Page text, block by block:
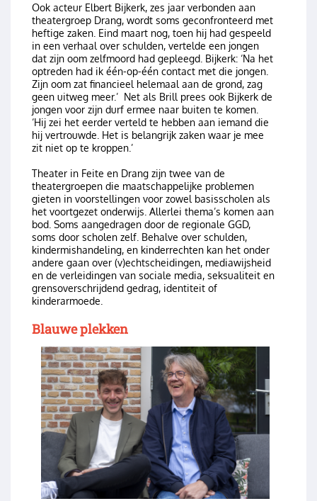
Ook acteur Elbert Bijkerk, zes jaar verbonden aan
theatergroep Drang, wordt soms geconfronteerd met
heftige zaken. Eind maart nog, toen hij had gespeeld
in een verhaal over schulden, vertelde een jongen
dat zijn oom zelfmoord had gepleegd. Bijkerk: ‘Na het
optreden had ik één-op-één contact met die jongen.
Zijn oom zat financieel helemaal aan de grond, zag
geen uitweg meer.’ Net als Brill prees ook Bijkerk de
jongen voor zijn durf ermee naar buiten te komen.
‘Hij zei het eerder verteld te hebben aan iemand die
hij vertrouwde. Het is belangrijk zaken waar je mee
zit niet op te kroppen.’
Theater in Feite en Drang zijn twee van de
theatergroepen die maatschappelijke problemen
gieten in voorstellingen voor zowel basisscholen als
het voortgezet onderwijs. Allerlei thema’s komen aan
bod. Soms aangedragen door de regionale GGD,
soms door scholen zelf. Behalve over schulden,
kindermishandeling, en kinderrechten kan het onder
andere gaan over (v)echtscheidingen, mediawijsheid
en de verleidingen van sociale media, seksualiteit en
grensoverschrijdend gedrag, identiteit of
kinderarmoede.
Blauwe plekken
Image